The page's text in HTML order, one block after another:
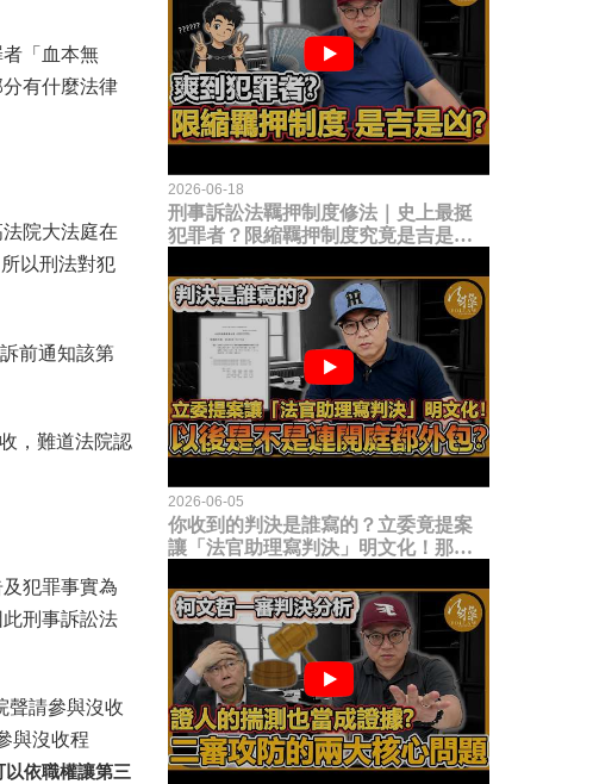
「血本無
有什麼法律
院大法庭在
以刑法對犯
前通知該第
，難道法院認
犯罪事實為
刑事訴訟法
聲請參與沒收
與沒收程
以依職權讓第三
2026-06-18
刑事訴訟法羈押制度修法｜史上最挺
犯罪者？限縮羈押制度究竟是吉是
2026-06-05
你收到的判決是誰寫的？立委竟提案
讓「法官助理寫判決」明文化！那以